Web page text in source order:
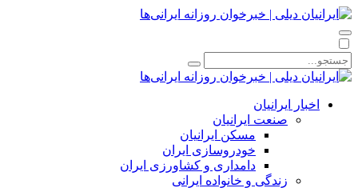
اخبار ایرانیان
صنعت ایرانیان
مسکن ایرانیان
خودروسازی ایران
دامداری و کشاورزی ایران
زندگی و خانواده ایرانی